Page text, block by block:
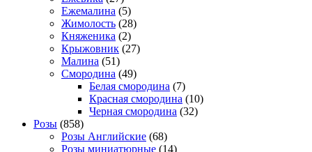
Ежемалина (5)
Жимолость (28)
Княженика (2)
Крыжовник (27)
Малина (51)
Смородина (49)
Белая смородина (7)
Красная смородина (10)
Черная смородина (32)
Розы (858)
Розы Английские (68)
Розы миниатюрные (14)